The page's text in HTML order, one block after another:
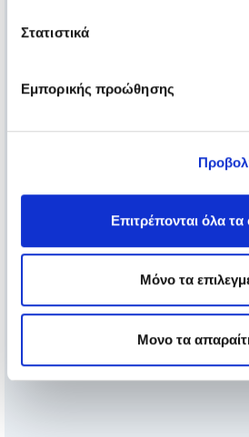
Στατιστικά
Εμπορικής προώθησης
Επιτρέπονται όλα
Μόνο τα
Μονο τα